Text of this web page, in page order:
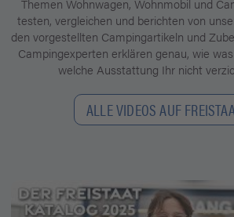
Themen Wohnwagen, Wohnmobil und
testen, vergleichen und berichten von
den vorgestellten Campingartikeln und
Campingexperten erklären genau, wie
welche Ausstattung Ihr nicht
ALLE VIDEOS AUF